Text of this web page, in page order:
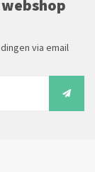
via email